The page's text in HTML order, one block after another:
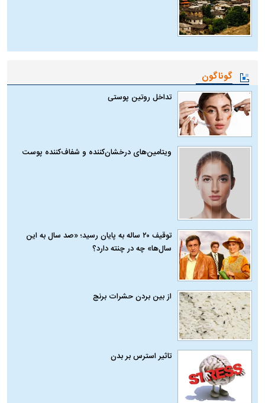
گوناگون
تداخل روتین پوستی
ویتامین‌های درخشان‌کننده و شفاف‌کننده پوست
توقیف ۲۰ ساله به پایان رسید؛ «صد سال به این
سال‌ها» چه در چنته دارد؟
از بین بردن حشرات برنج
تاثیر استرس بر بدن